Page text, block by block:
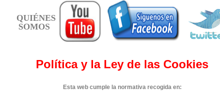
QUIÉNES
SOMOS
Política y la Ley de las Cookies
Esta web cumple la normativa recogida en: